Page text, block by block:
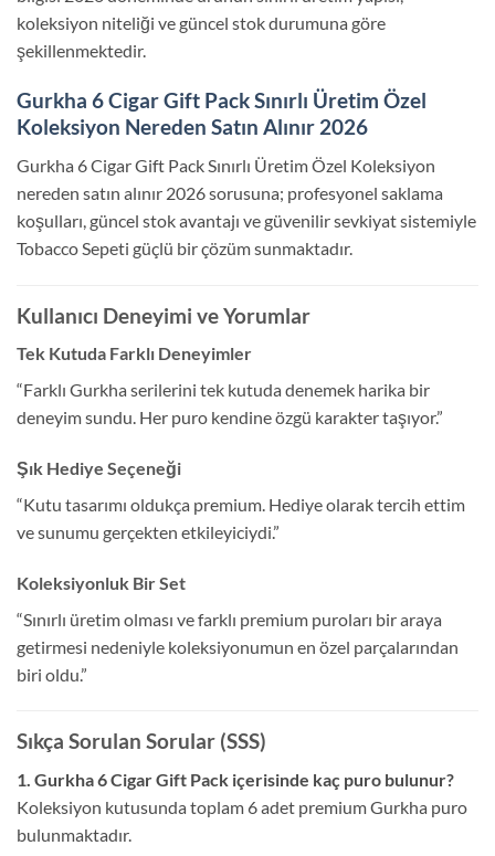
koleksiyon niteliği ve güncel stok durumuna göre
şekillenmektedir.
Gurkha 6 Cigar Gift Pack Sınırlı Üretim Özel
Koleksiyon Nereden Satın Alınır 2026
Gurkha 6 Cigar Gift Pack Sınırlı Üretim Özel Koleksiyon
nereden satın alınır 2026 sorusuna; profesyonel saklama
koşulları, güncel stok avantajı ve güvenilir sevkiyat sistemiyle
Tobacco Sepeti güçlü bir çözüm sunmaktadır.
Kullanıcı Deneyimi ve Yorumlar
Tek Kutuda Farklı Deneyimler
“Farklı Gurkha serilerini tek kutuda denemek harika bir
deneyim sundu. Her puro kendine özgü karakter taşıyor.”
Şık Hediye Seçeneği
“Kutu tasarımı oldukça premium. Hediye olarak tercih ettim
ve sunumu gerçekten etkileyiciydi.”
Koleksiyonluk Bir Set
“Sınırlı üretim olması ve farklı premium puroları bir araya
getirmesi nedeniyle koleksiyonumun en özel parçalarından
biri oldu.”
Sıkça Sorulan Sorular (SSS)
1. Gurkha 6 Cigar Gift Pack içerisinde kaç puro bulunur?
Koleksiyon kutusunda toplam 6 adet premium Gurkha puro
bulunmaktadır.